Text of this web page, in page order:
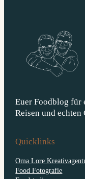
Euer Foodblog für
Reisen und echten
Quicklinks
Oma Lore
Food Fotografie